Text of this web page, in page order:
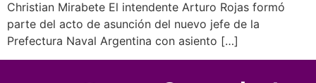
Christian Mirabete El intendente Arturo Rojas formó
parte del acto de asunción del nuevo jefe de la
Prefectura Naval Argentina con asiento […]